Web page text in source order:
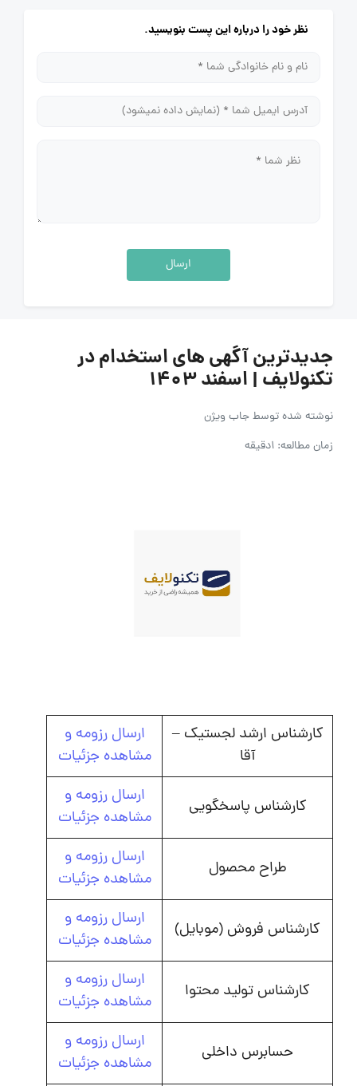
نظر خود را درباره این پست بنویسید.
ارسال
جدیدترین آگهی های استخدام در
تکنولایف | اسفند ۱۴۰۳
نوشته شده توسطجاب ویژن
زمان مطالعه: 1دقیقه
کارشناس ارشد لجستیک –
آقا
ارسال رزومه و
مشاهده جزئیات
کارشناس پاسخگویی
ارسال رزومه و
مشاهده جزئیات
طراح محصول
ارسال رزومه و
مشاهده جزئیات
کارشناس فروش (موبایل)
ارسال رزومه و
مشاهده جزئیات
کارشناس تولید محتوا
ارسال رزومه و
مشاهده جزئیات
حسابرس داخلی
ارسال رزومه و
مشاهده جزئیات